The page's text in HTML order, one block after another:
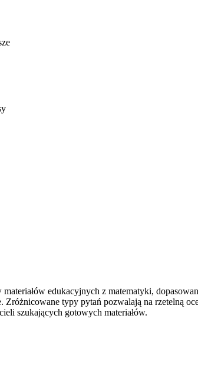
edukacyjnych z matematyki,
typy pytań pozwalają na rzetelną
szukających gotowych materiałów.